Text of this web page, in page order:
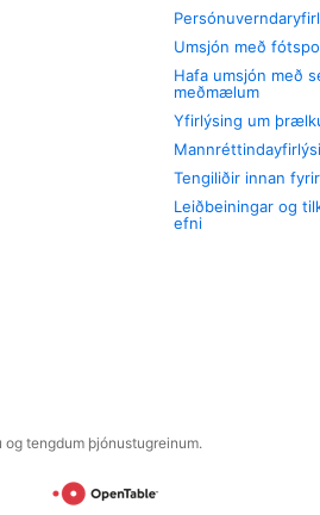
Umsjón með
Hafa umsjón með
meðmælum
Yfirlýsing um
Tengiliðir innan
Leiðbeiningar og
efni
tengdum þjónustugreinum.